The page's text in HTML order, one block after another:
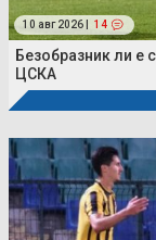
10 авг 2026 | 14
Безобразник ли е
ЦСКА